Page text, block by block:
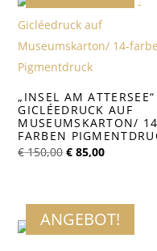
„INSEL AM ATTERSEE“
GICLÉEDRUCK AUF
MUSEUMSKARTON/
FARBEN
€150,00Ursprünglicher
€ 85,00Aktueller
ANGEBOT!